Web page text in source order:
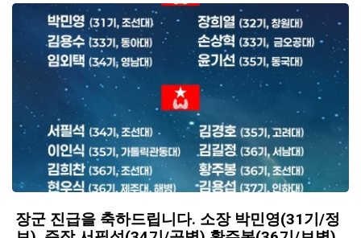
장군 진급을 축하드립니다. 소장 박민영(31기/정